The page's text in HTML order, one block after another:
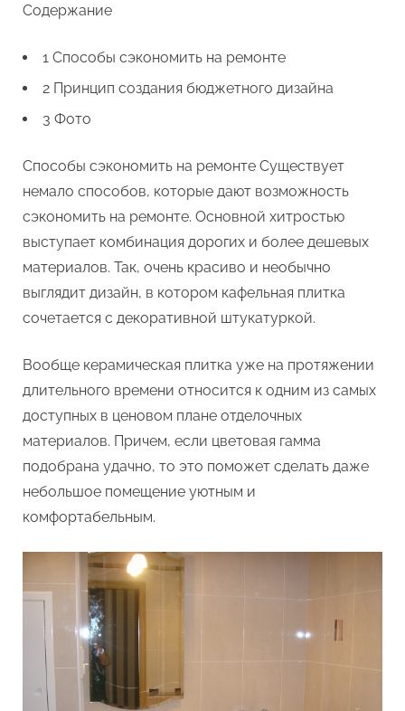
Содержание
1 Способы сэкономить на ремонте
2 Принцип создания бюджетного дизайна
3 Фото
Способы сэкономить на ремонте Существует
немало способов, которые дают возможность
сэкономить на ремонте. Основной хитростью
выступает комбинация дорогих и более дешевых
материалов. Так, очень красиво и необычно
выглядит дизайн, в котором кафельная плитка
сочетается с декоративной штукатуркой.
Вообще керамическая плитка уже на протяжении
длительного времени относится к одним из самых
доступных в ценовом плане отделочных
материалов. Причем, если цветовая гамма
подобрана удачно, то это поможет сделать даже
небольшое помещение уютным и
комфортабельным.